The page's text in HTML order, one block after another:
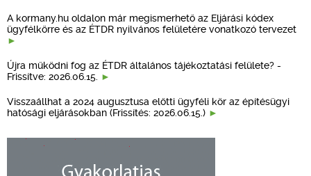
A kormany.hu oldalon már megismerhető az Eljárási kódex
ügyfélkörre és az ÉTDR nyilvános felületére vonatkozó tervezet
Újra működni fog az ÉTDR általános tájékoztatási felülete? -
Frissítve: 2026.06.15.
Visszaállhat a 2024 augusztusa előtti ügyféli kör az építésügyi
hatósági eljárásokban (Frissítés: 2026.06.15.)